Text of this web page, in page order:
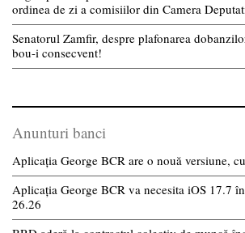
ordinea de zi a comisiilor din Camera
Senatorul Zamfir, despre plafonarea
bou-i consecvent!
Anunturi banci
Aplicația George BCR are o nouă versiune,
Aplicația George BCR va necesita iOS 17.7
26.26